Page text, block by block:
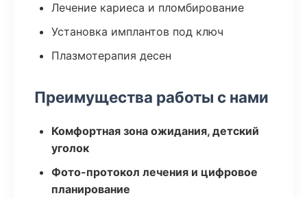
Лечение кариеса и пломбирование
Установка имплантов под ключ
Плазмотерапия десен
Преимущества работы с нами
Комфортная зона ожидания, детский
уголок
Фото-протокол лечения и цифровое
планирование